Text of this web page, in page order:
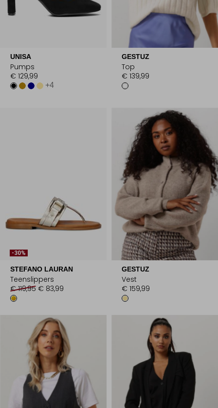
UNISA
Pumps
€ 129,99
+4
GESTUZ
Top
€ 139,99
-30%
STEFANO LAURAN
Teenslippers
€ 119,95 € 83,99
GESTUZ
Vest
€ 159,99